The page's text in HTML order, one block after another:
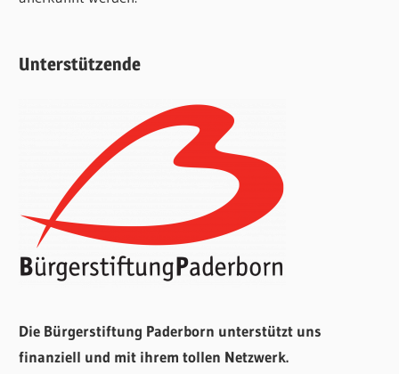
Unterstützende
Die Bürgerstiftung Paderborn unterstützt uns
finanziell und mit ihrem tollen Netzwerk.